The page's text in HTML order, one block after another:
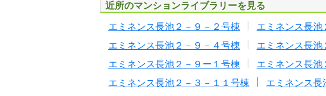
近所のマンションライブラリーを見る
エミネンス長池２－９－２号棟 エミネンス長池
エミネンス長池２－９－４号棟
エミネンス長池
エミネンス長池２－９ー１号棟
エミネンス長池
エミネンス長池２－３－１１号棟
エミネンス長